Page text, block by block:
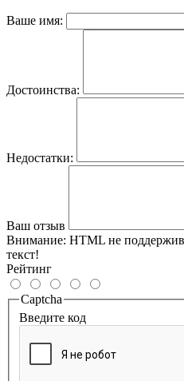
Ваше имя:
Достоинства:
Недостатки:
Ваш отзыв
Внимание: HTML не
текст!
Рейтинг
Captcha
Введите код